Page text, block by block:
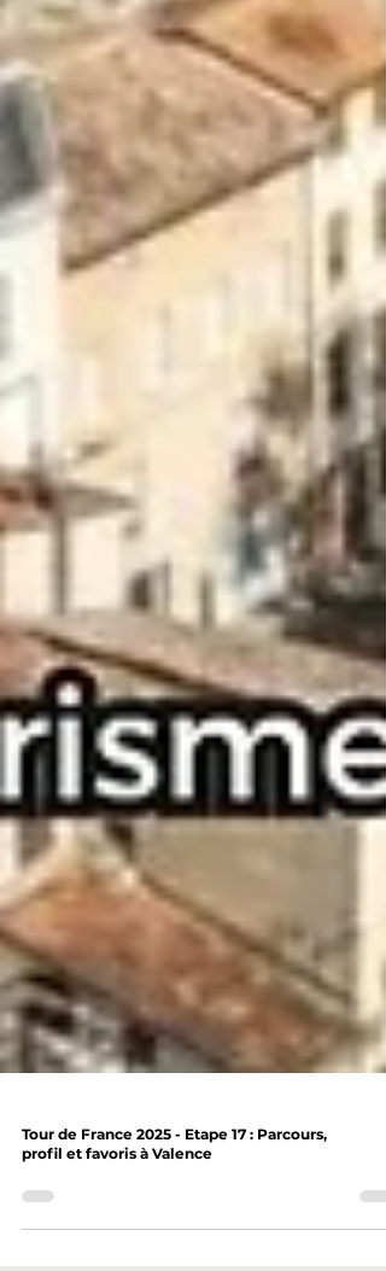
Tour de France 2025 - Etape 17 : Parcours,
profil et favoris à Valence